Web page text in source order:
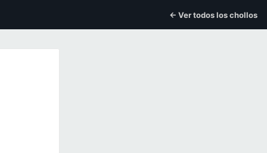
← Ver todos los chollos